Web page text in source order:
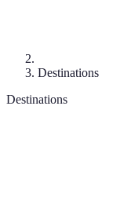
Destinations
Destinations